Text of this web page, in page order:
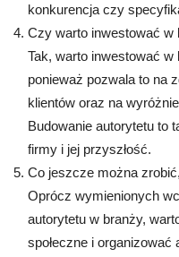
konkurencja czy
Czy warto inwestować w
Tak, warto inwestować w
ponieważ pozwala to na
klientów oraz na
Budowanie autorytetu to
firmy i jej przyszłość.
Co jeszcze można
Oprócz wymienionych
autorytetu w branży,
społeczne i